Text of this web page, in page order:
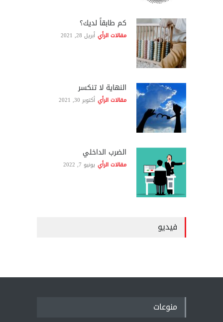
كم طابقاً لديك؟
مقالات الرأي أبريل 28, 2021
النهاية لا تنكسر
مقالات الرأي أكتوبر 30, 2021
الضرب الداخلي
مقالات الرأي يونيو 7, 2022
فيديو
منوعات